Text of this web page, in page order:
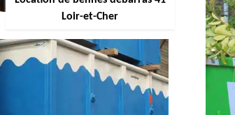
Loir-et-Cher